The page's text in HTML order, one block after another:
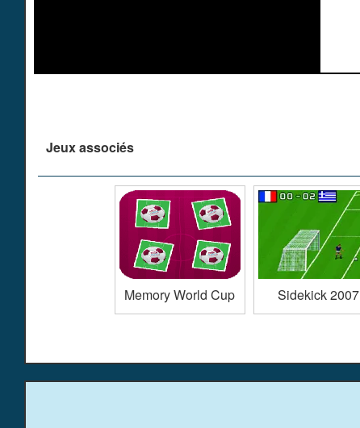
Jeux associés
Memory World Cup Sidekick 2007